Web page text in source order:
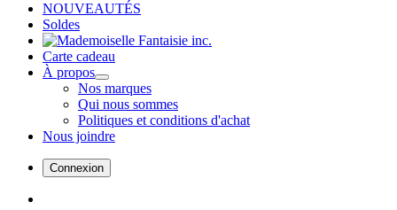
NOUVEAUTÉS
Soldes
Carte cadeau
À propos
Nos marques
Qui nous sommes
Politiques et conditions d'achat
Nous joindre
Connexion